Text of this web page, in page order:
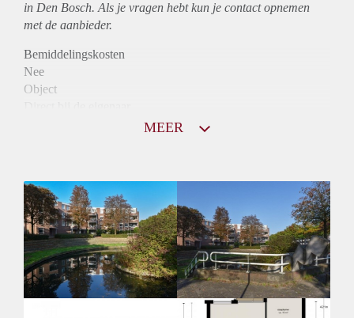
in Den Bosch. Als je vragen hebt kun je contact opnemen
met de aanbieder.
Bemiddelingskosten
Nee
Object
Huurtoeslag
Niet mogelijk
Inkomen eis
3,0 X Maandhuur Bruto
Huurtermijn
Onbepaalde termijn
Oplevering
MEER